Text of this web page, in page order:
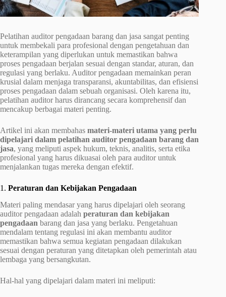
Pelatihan auditor pengadaan barang dan jasa sangat penting
untuk membekali para profesional dengan pengetahuan dan
keterampilan yang diperlukan untuk memastikan bahwa
proses pengadaan berjalan sesuai dengan standar, aturan, dan
regulasi yang berlaku. Auditor pengadaan memainkan peran
krusial dalam menjaga transparansi, akuntabilitas, dan efisiensi
proses pengadaan dalam sebuah organisasi. Oleh karena itu,
pelatihan auditor harus dirancang secara komprehensif dan
mencakup berbagai materi penting.
Artikel ini akan membahas materi-materi utama yang perlu
dipelajari dalam pelatihan auditor pengadaan barang dan
jasa, yang meliputi aspek hukum, teknis, analitis, serta etika
profesional yang harus dikuasai oleh para auditor untuk
menjalankan tugas mereka dengan efektif.
1. Peraturan dan Kebijakan Pengadaan
Materi paling mendasar yang harus dipelajari oleh seorang
auditor pengadaan adalah peraturan dan kebijakan
pengadaan barang dan jasa yang berlaku. Pengetahuan
mendalam tentang regulasi ini akan membantu auditor
memastikan bahwa semua kegiatan pengadaan dilakukan
sesuai dengan peraturan yang ditetapkan oleh pemerintah atau
lembaga yang bersangkutan.
Hal-hal yang dipelajari dalam materi ini meliputi: